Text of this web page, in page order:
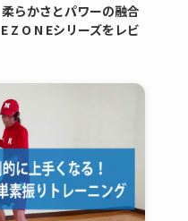
らかさとパワーの融合
O N Eシリーズをレビ